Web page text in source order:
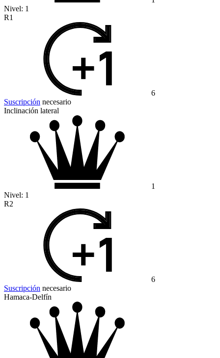
Nivel: 1
R1
6
Suscripción necesario
Inclinación lateral
1
Nivel: 1
R2
6
Suscripción necesario
Hamaca-Delfín